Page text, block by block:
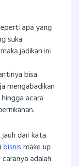
apa yang
suka
jadikan ini
bisa
mengabadikan
acara
dari kata
bisnismake up
adalah